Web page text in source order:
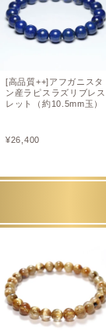
[高品質++]アフガニスタ
ン産ラピスラズリブレス
レット（約10.5mm玉）
¥26,400